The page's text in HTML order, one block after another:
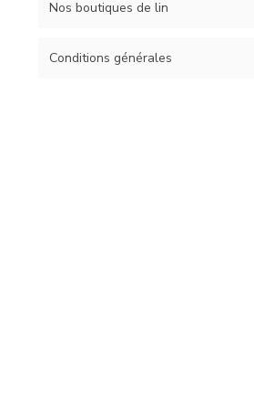
Nos boutiques de lin
Conditions générales